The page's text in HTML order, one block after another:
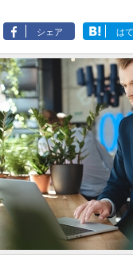
シェア は